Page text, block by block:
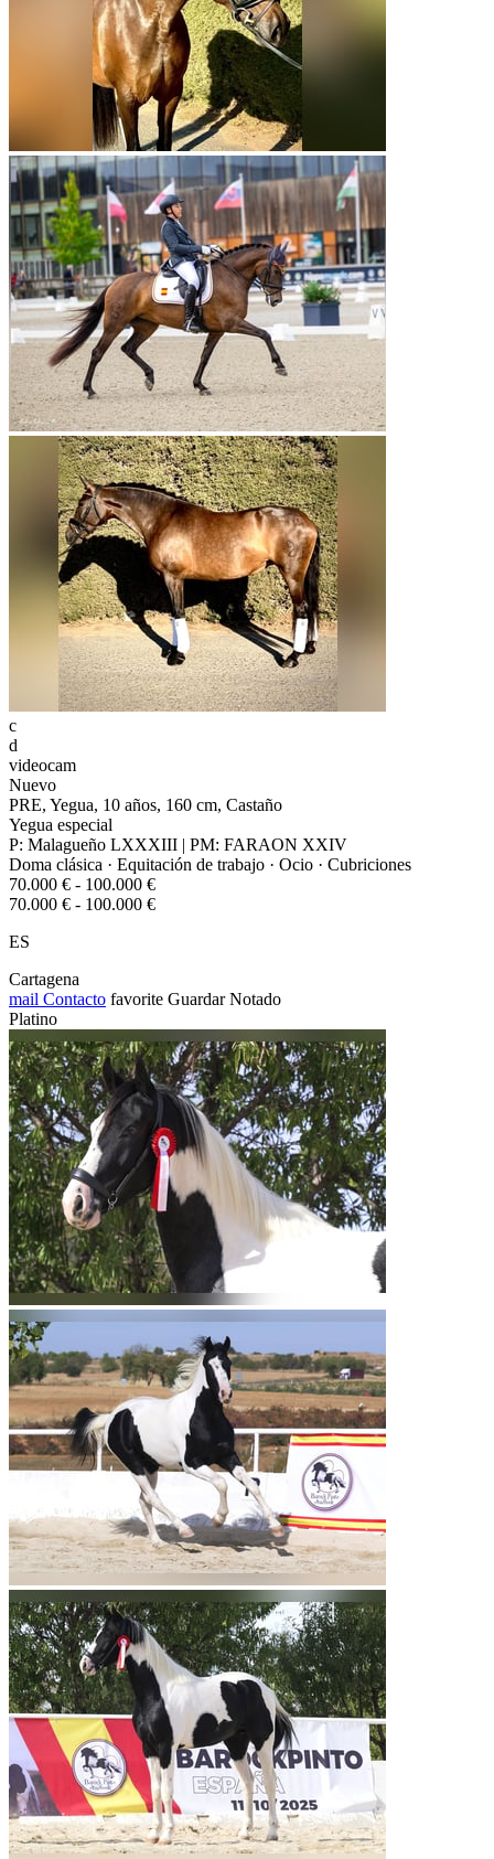
c
d
videocam
Nuevo
PRE, Yegua, 10 años, 160 cm, Castaño
Yegua especial
P: Malagueño LXXXIII | PM: FARAON XXIV
Doma clásica · Equitación de trabajo · Ocio · Cubriciones
70.000 € - 100.000 €
70.000 € - 100.000 €
ES
Cartagena
mail Contacto favorite Guardar Notado
Platino